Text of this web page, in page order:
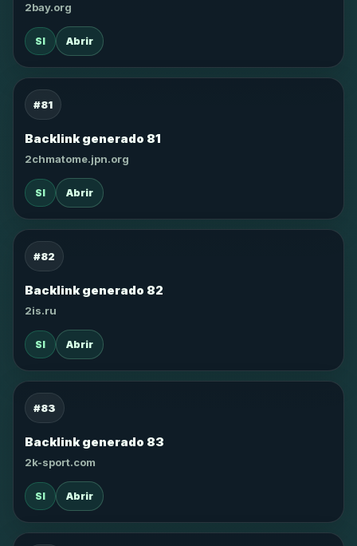
2bay.org
SI Abrir
#81
Backlink generado 81
2chmatome.jpn.org
SI Abrir
#82
Backlink generado 82
2is.ru
SI Abrir
#83
Backlink generado 83
2k-sport.com
SI Abrir